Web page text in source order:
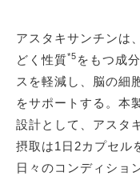
アスタキサンチンは
どく性質*5 をもつ成
スを軽減し、脳の細
をサポートする。本
設計として、アスタ
摂取は1日2カプセル
日々のコンディショ